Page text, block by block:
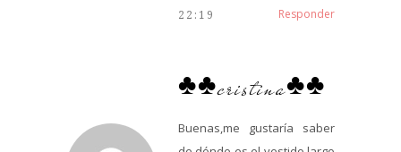
22:19
Responder
♣♣cristina♣♣
Buenas,me gustaría saber